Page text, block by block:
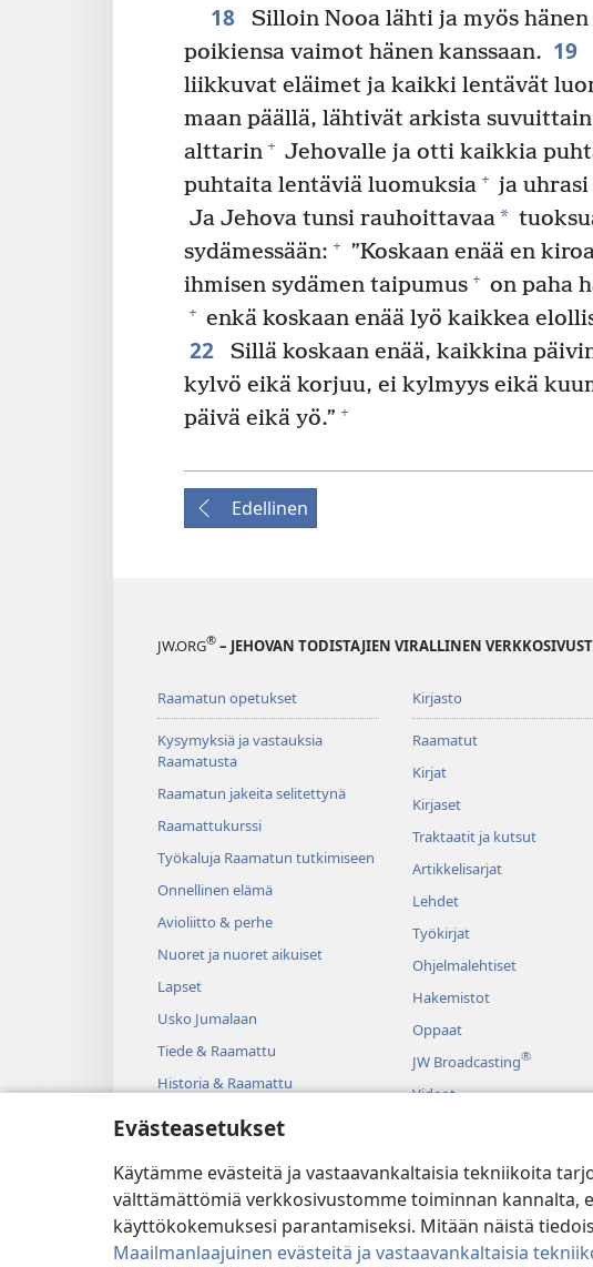
Evästeasetukset
Käytämme evästeitä ja vastaavankaltaisia tekniikoita
välttämättömiä verkkosivustomme toiminnan kannalta,
käyttökokemuksesi parantamiseksi. Mitään näistä
Maailmanlaajuinen evästeitä ja vastaavankaltaisia
18 Silloin Nooa lähti ja myös
poikiensa vaimot hänen kanssaan. 19
liikkuvat eläimet ja kaikki lentävät
maan päällä, lähtivät arkista
alttarin + Jehovalle ja otti kaikkia
puhtaita lentäviä luomuksia + ja
Ja Jehova tunsi rauhoittavaa*
sydämessään: + ”Koskaan enää en
ihmisen sydämen taipumus + on paha
+ enkä koskaan enää lyö kaikkea
22 Sillä koskaan enää, kaikkina
kylvö eikä korjuu, ei kylmyys eikä
päivä eikä yö.” +
Edellinen
JW.ORG® – JEHOVAN TODISTAJIEN VIRALLINEN
Raamatun opetukset
Kysymyksiä ja vastauksia
Raamatusta
Raamatun jakeita selitettynä
Raamattukurssi
Työkaluja Raamatun tutkimiseen
Onnellinen elämä
Avioliitto & perhe
Nuoret ja nuoret aikuiset
Lapset
Usko Jumalaan
Tiede & Raamattu
Historia & Raamattu
Kirjasto
Raamatut
Kirjat
Kirjaset
Traktaatit ja kutsut
Artikkelisarjat
Lehdet
Työkirjat
Ohjelmalehtiset
Hakemistot
Oppaat
JW Broadcasting®
Videot
Dramatisoitu